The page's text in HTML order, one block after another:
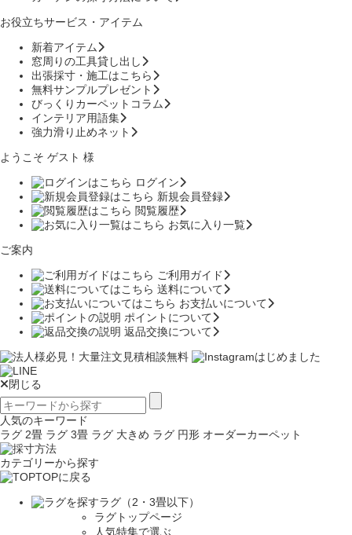
お役立ちサービス・アイテム
新着アイテム
窓周りの工具貸し出し
出張採寸・施工はこちら
無料サンプルプレゼント
びっくりカーペットコラム
インテリア用語集
強力滑り止めネット
ようこそ ゲスト 様
ログイン
新規会員登録
閲覧履歴
お気に入り一覧
ご案内
ご利用ガイド
送料について
お支払いについて
ポイントについて
返品交換について
閉じる
人気のキーワード
ラグ 2畳 ラグ 3畳 ラグ 大きめ ラグ 円形 オーダーカーペット
カテゴリーから探す
TOPに戻る
ラグ（2・3畳以下）
ラグトップページ
人気特集で選ぶ